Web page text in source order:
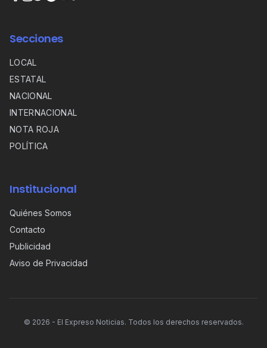
Secciones
LOCAL
ESTATAL
NACIONAL
INTERNACIONAL
NOTA ROJA
POLÍTICA
Institucional
Quiénes Somos
Contacto
Publicidad
Aviso de Privacidad
© 2026 - El Expreso Noticias. Todos los derechos reservados.